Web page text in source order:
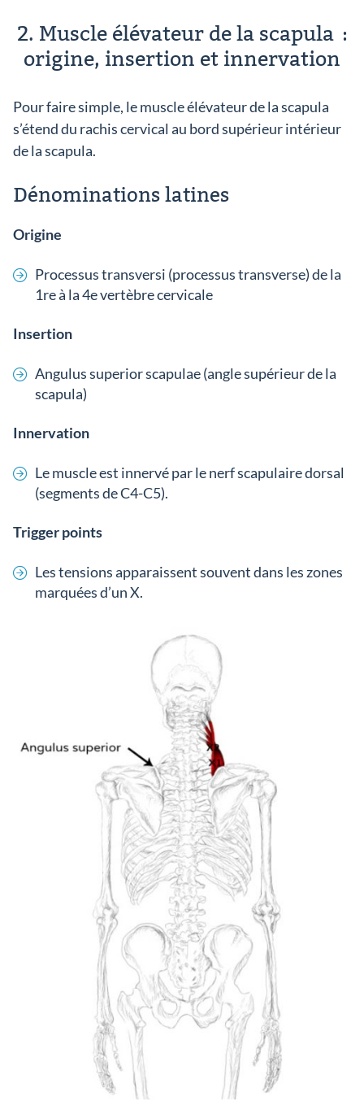
2. Muscle élévateur de la scapula :
origine, insertion et innervation
Pour faire simple, le muscle élévateur de la scapula
s’étend du rachis cervical au bord supérieur intérieur
de la scapula.
Dénominations latines
Origine
Processus transversi (processus transverse) de la
1re à la 4e vertèbre cervicale
Insertion
Angulus superior scapulae (angle supérieur de la
scapula)
Innervation
Le muscle est innervé par le nerf scapulaire dorsal
(segments de C4-C5).
Trigger points
Les tensions apparaissent souvent dans les zones
marquées d’un X.